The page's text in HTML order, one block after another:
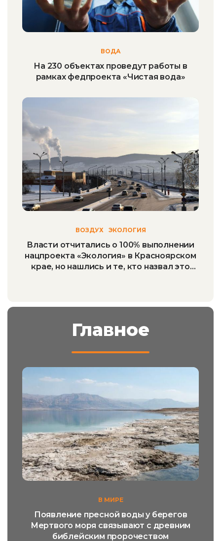
ВОДА
На 230 объектах проведут работы в
рамках федпроекта «Чистая вода»
ВОЗДУХ ЭКОЛОГИЯ
Власти отчитались о 100% выполнении
нацпроекта «Экология» в Красноярском
крае, но нашлись и те, кто назвал это
Главное
В МИРЕ
Появление пресной воды у берегов
Мертвого моря связывают с древним
библейским пророчеством